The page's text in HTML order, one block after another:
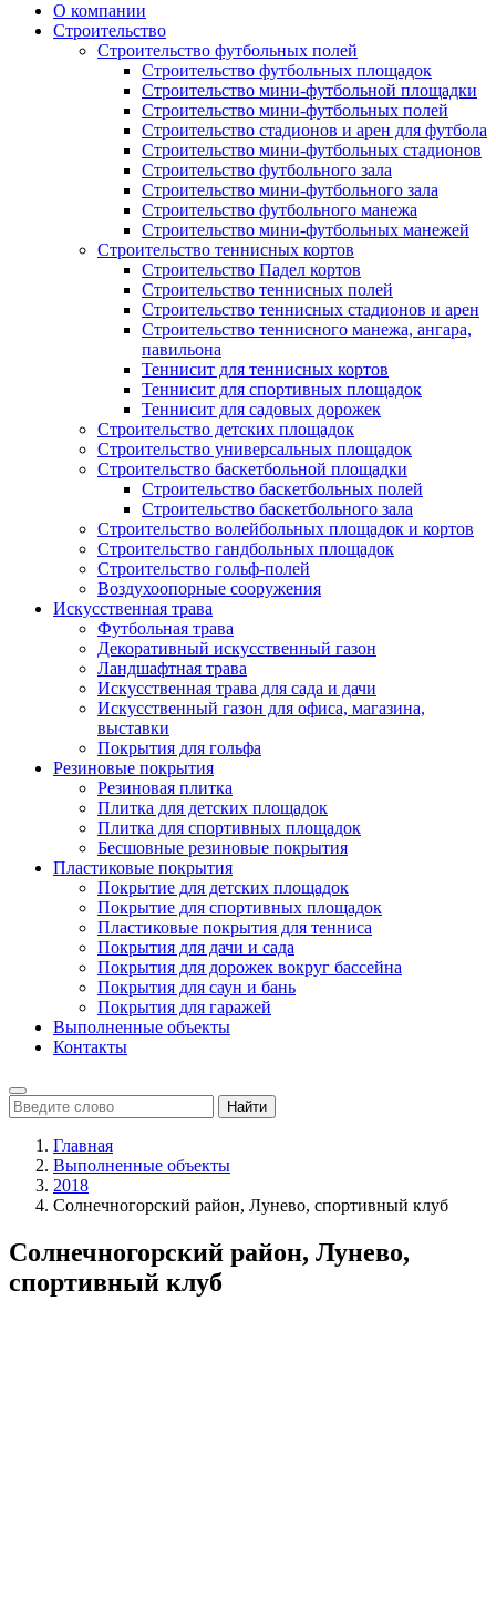
О компании
Строительство
Строительство футбольных полей
Строительство футбольных площадок
Строительство мини-футбольной площадки
Строительство мини-футбольных полей
Строительство стадионов и арен для футбола
Строительство мини-футбольных стадионов
Строительство футбольного зала
Строительство мини-футбольного зала
Строительство футбольного манежа
Строительство мини-футбольных манежей
Строительство теннисных кортов
Строительство Падел кортов
Строительство теннисных полей
Строительство теннисных стадионов и арен
Строительство теннисного манежа, ангара,
павильона
Теннисит для теннисных кортов
Теннисит для спортивных площадок
Теннисит для садовых дорожек
Строительство детских площадок
Строительство универсальных площадок
Строительство баскетбольной площадки
Строительство баскетбольных полей
Строительство баскетбольного зала
Строительство волейбольных площадок и кортов
Строительство гандбольных площадок
Строительство гольф-полей
Воздухоопорные сооружения
Искусственная трава
Футбольная трава
Декоративный искусственный газон
Ландшафтная трава
Искусственная трава для сада и дачи
Искусственный газон для офиса, магазина,
выставки
Покрытия для гольфа
Резиновые покрытия
Резиновая плитка
Плитка для детских площадок
Плитка для спортивных площадок
Бесшовные резиновые покрытия
Пластиковые покрытия
Покрытие для детских площадок
Покрытие для спортивных площадок
Пластиковые покрытия для тенниса
Покрытия для дачи и сада
Покрытия для дорожек вокруг бассейна
Покрытия для саун и бань
Покрытия для гаражей
Выполненные объекты
Контакты
Найти
Главная
Выполненные объекты
2018
Солнечногорский район, Лунево, спортивный клуб
Солнечногорский район, Лунево,
спортивный клуб